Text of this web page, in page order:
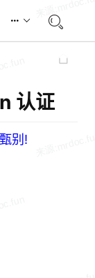
认证
别!